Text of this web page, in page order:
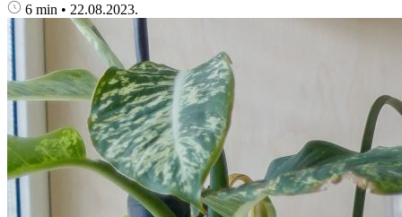
6 min • 22.08.2023.